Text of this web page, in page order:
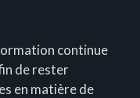
continue
de rester
en matière de